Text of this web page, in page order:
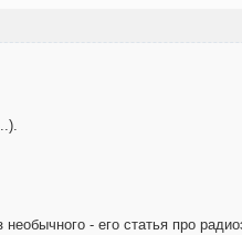
- его статья про